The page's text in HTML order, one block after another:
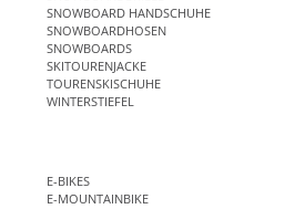
SNOWBOARD HANDSCHUHE
SNOWBOARDHOSEN
SNOWBOARDS
SKITOURENJACKE
TOURENSKISCHUHE
WINTERSTIEFEL
E-BIKES
E-MOUNTAINBIKE